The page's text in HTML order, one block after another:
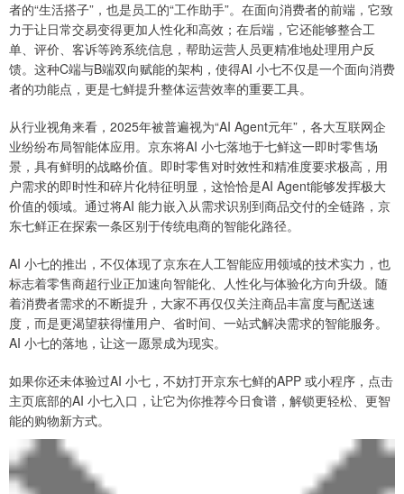
者的“生活搭子”，也是员工的“工作助手”。在面向消费者的前端，它致
力于让日常交易变得更加人性化和高效；在后端，它还能够整合工
单、评价、客诉等跨系统信息，帮助运营人员更精准地处理用户反
馈。这种C端与B端双向赋能的架构，使得AI 小七不仅是一个面向消费
者的功能点，更是七鲜提升整体运营效率的重要工具。
从行业视角来看，2025年被普遍视为“AI Agent元年”，各大互联网企
业纷纷布局智能体应用。京东将AI 小七落地于七鲜这一即时零售场
景，具有鲜明的战略价值。即时零售对时效性和精准度要求极高，用
户需求的即时性和碎片化特征明显，这恰恰是AI Agent能够发挥极大
价值的领域。通过将AI 能力嵌入从需求识别到商品交付的全链路，京
东七鲜正在探索一条区别于传统电商的智能化路径。
AI 小七的推出，不仅体现了京东在人工智能应用领域的技术实力，也
标志着零售商超行业正加速向智能化、人性化与体验化方向升级。随
着消费者需求的不断提升，大家不再仅仅关注商品丰富度与配送速
度，而是更渴望获得懂用户、省时间、一站式解决需求的智能服务。
AI 小七的落地，让这一愿景成为现实。
如果你还未体验过AI 小七，不妨打开京东七鲜的APP 或小程序，点击
主页底部的AI 小七入口，让它为你推荐今日食谱，解锁更轻松、更智
能的购物新方式。